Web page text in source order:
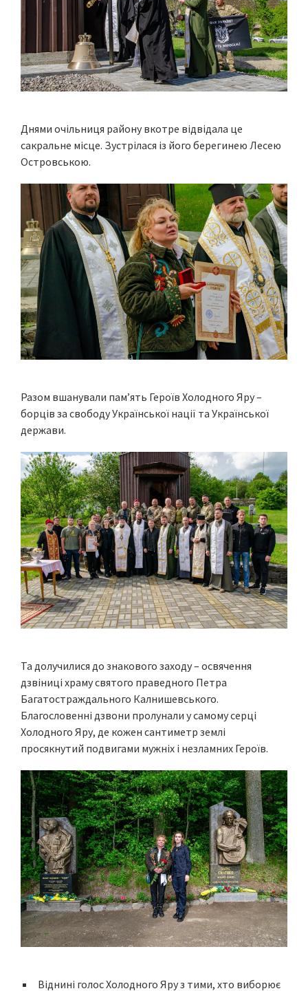
Днями очільниця району вкотре відвідала це
сакральне місце. Зустрілася із його берегинею Лесею
Островською.
Разом вшанували пам’ять Героїв Холодного Яру –
борців за свободу Української нації та Української
держави.
Та долучилися до знакового заходу – освячення
дзвіниці храму святого праведного Петра
Багатостраждального Калнишевського.
Благословенні дзвони пролунали у самому серці
Холодного Яру, де кожен сантиметр землі
просякнутий подвигами мужніх і незламних Героїв.
Віднині голос Холодного Яру з тими, хто виборює